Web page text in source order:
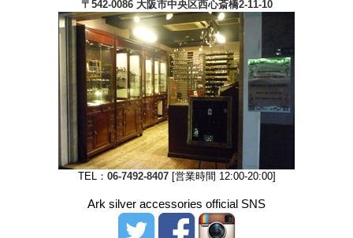
〒542-0086 大阪市中央区西心斎橋2-11-10
TEL： 06-7492-8407[営業時間 12:00-20:00]
Ark silver accessories official SNS